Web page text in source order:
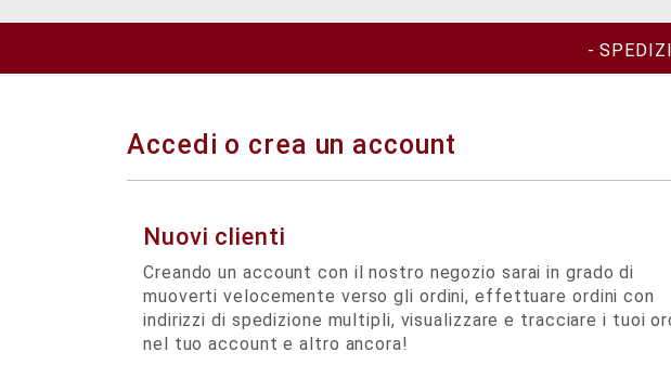
-
Accedi o crea un account
Nuovi clienti
Creando un account con il nostro negozio sarai in grado di
muoverti velocemente verso gli ordini, effettuare ordini con
indirizzi di spedizione multipli, visualizzare e tracciare i tuoi
nel tuo account e altro ancora!